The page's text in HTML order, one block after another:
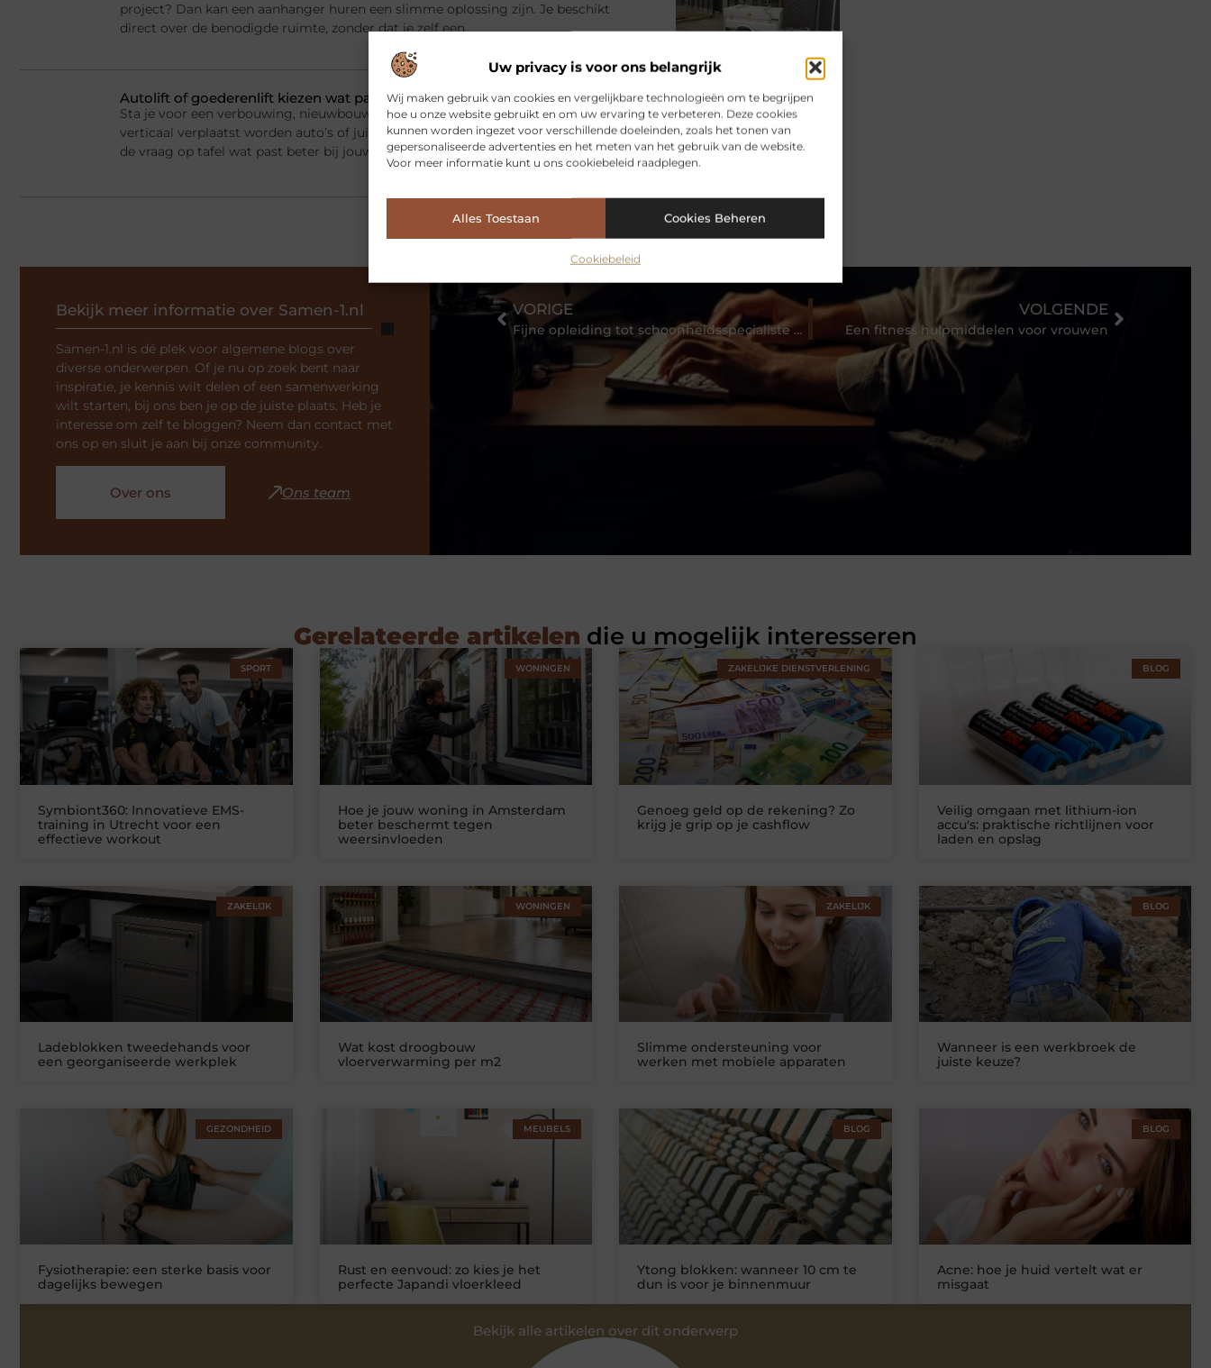
Uw privacy is voor ons belangrijk
Wij maken gebruik van cookies en vergelijkbare technologieën om te begrijpen
hoe u onze website gebruikt en om uw ervaring te verbeteren. Deze cookies
kunnen worden ingezet voor verschillende doeleinden, zoals het tonen van
gepersonaliseerde advertenties en het meten van het gebruik van de website.
Voor meer informatie kunt u ons cookiebeleid raadplegen.
Alles Toestaan Cookies Beheren
Cookiebeleid
project? Dan kan een aanhanger huren een slimme oplossing zijn. Je beschikt
direct over de benodigde ruimte, zonder dat je zelf een
Autolift of goederenlift kiezen wat past bij jouw gebouw en gebruik
Sta je voor een verbouwing, nieuwbouw of herinrichting en moet er iets
verticaal verplaatst worden auto’s of juist vracht en materialen Dan komt al snel
de vraag op tafel wat past beter bij jouw situatie
Bekijk meer informatie over Samen-1.nl
Samen-1.nl is dé plek voor algemene blogs over
diverse onderwerpen. Of je nu op zoek bent naar
inspiratie, je kennis wilt delen of een samenwerking
wilt starten, bij ons ben je op de juiste plaats. Heb je
interesse om zelf te bloggen? Neem dan contact met
ons op en sluit je aan bij onze community.
Over ons Ons team
VORIGE
Fijne opleiding tot schoonheidsspecialiste aangeboden!
VOLGENDE
Een fitness hulpmiddelen voor vrouwen
Gerelateerde artikelen die u mogelijk interesseren
SPORT
Symbiont360: Innovatieve EMS-
training in Utrecht voor een
effectieve workout
WONINGEN
Hoe je jouw woning in Amsterdam
beter beschermt tegen
weersinvloeden
ZAKELIJKE DIENSTVERLENING
Genoeg geld op de rekening? Zo
krijg je grip op je cashflow
BLOG
Veilig omgaan met lithium-ion
accu's: praktische richtlijnen voor
laden en opslag
ZAKELIJK
Ladeblokken tweedehands voor
een georganiseerde werkplek
WONINGEN
Wat kost droogbouw
vloerverwarming per m2
ZAKELIJK
Slimme ondersteuning voor
werken met mobiele apparaten
BLOG
Wanneer is een werkbroek de
juiste keuze?
GEZONDHEID
Fysiotherapie: een sterke basis voor
dagelijks bewegen
MEUBELS
Rust en eenvoud: zo kies je het
perfecte Japandi vloerkleed
BLOG
Ytong blokken: wanneer 10 cm te
dun is voor je binnenmuur
BLOG
Acne: hoe je huid vertelt wat er
misgaat
Bekijk alle artikelen over dit onderwerp